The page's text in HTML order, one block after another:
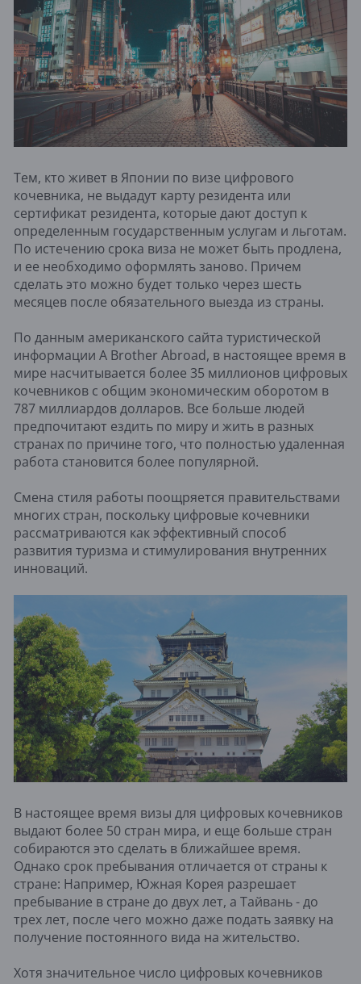
Тем, кто живет в Японии по визе цифрового
кочевника, не выдадут карту резидента или
сертификат резидента, которые дают доступ к
определенным государственным услугам и льготам.
По истечению срока виза не может быть продлена,
и ее необходимо оформлять заново. Причем
сделать это можно будет только через шесть
месяцев после обязательного выезда из страны.
По данным американского сайта туристической
информации A Brother Abroad, в настоящее время в
мире насчитывается более 35 миллионов цифровых
кочевников с общим экономическим оборотом в
787 миллиардов долларов. Все больше людей
предпочитают ездить по миру и жить в разных
странах по причине того, что полностью удаленная
работа становится более популярной.
Смена стиля работы поощряется правительствами
многих стран, поскольку цифровые кочевники
рассматриваются как эффективный способ
развития туризма и стимулирования внутренних
инноваций.
В настоящее время визы для цифровых кочевников
выдают более 50 стран мира, и еще больше стран
собираются это сделать в ближайшее время.
Однако срок пребывания отличается от страны к
стране: Например, Южная Корея разрешает
пребывание в стране до двух лет, а Тайвань - до
трех лет, после чего можно даже подать заявку на
получение постоянного вида на жительство.
Хотя значительное число цифровых кочевников